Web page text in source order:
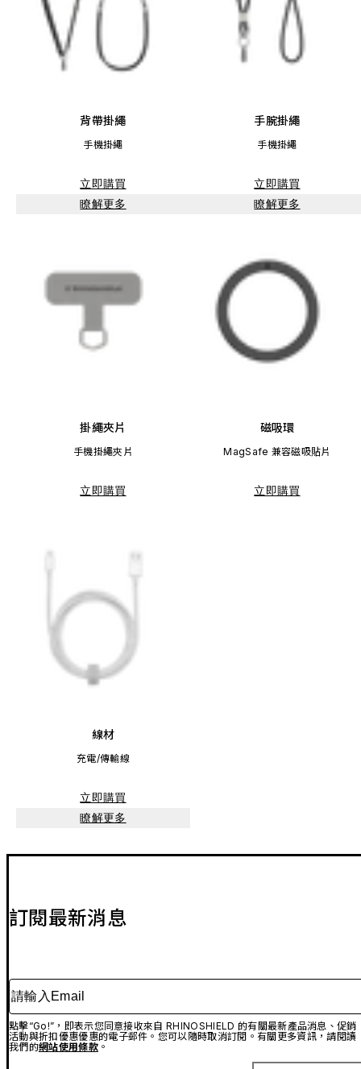
背帶掛繩
手機掛繩
立即購買
瞭解更多
手腕掛繩
手機掛繩
立即購買
瞭解更多
掛繩夾片
手機掛繩夾片
立即購買
磁吸環
MagSafe 兼容磁吸貼片
立即購買
線材
充電/傳輸線
立即購買
瞭解更多
訂閱最新消息
請輸入Email
點擊“Go!”，即表示您同意接收來自 RHINOSHIELD 的有關最新產品消息、促銷
活動與折扣優惠優惠的電子郵件。您可以隨時取消訂閱。有關更多資訊，請閱讀
我們的網站使用條款。